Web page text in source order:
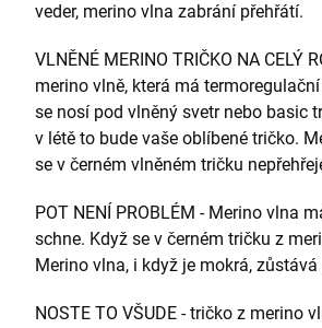
veder, merino vlna zabrání přehřátí.
VLNĚNÉ MERINO TRIČKO NA
merino vlně, která má
se nosí pod vlněný svetr nebo basic
v létě to bude vaše oblíbené tričko.
se v černém vlněném tričku
POT NENÍ PROBLÉM - Merino vlna
schne. Když se v černém tričku z
Merino vlna, i když je mokrá,
NOSTE TO VŠUDE - tričko z merino